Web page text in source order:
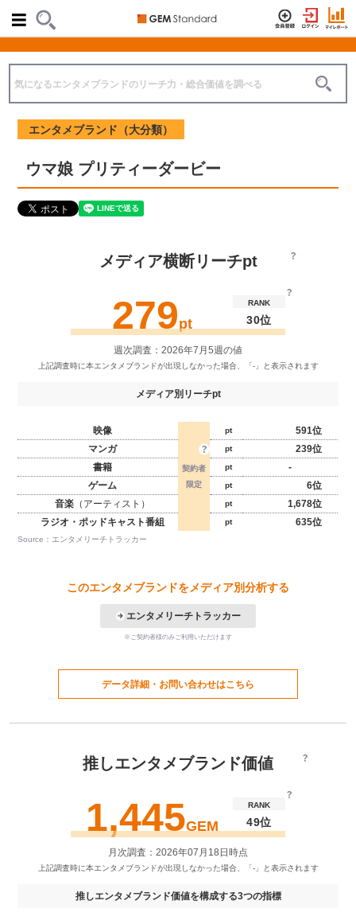
エンタメブランド（大分類）
ウマ娘 プリティーダービー
メディア横断リーチpt
279pt
RANK
30位
週次調査：2026年7月5週の値
メディア別リーチpt
映像 pt
591位
マンガ
pt
239位
書籍
pt
-
ゲーム
pt
6位
音楽（アーティスト） pt
1,678位
ラジオ・ポッドキャスト番組
pt 635位
Source：エンタメリーチトラッカー
このエンタメブランドをメディア別分析する
エンタメリーチトラッカー
※ご契約者様のみご利用いただけます
データ詳細・お問い合わせはこちら
推しエンタメブランド価値
1,445GEM
RANK
49位
月次調査：2026年07月18日時点
推しエンタメブランド価値を構成する3つの指標